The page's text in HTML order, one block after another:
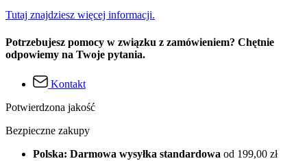
Tutaj znajdziesz więcej informacji.
Potrzebujesz pomocy w związku z zamówieniem? Chętnie
odpowiemy na Twoje pytania.
Kontakt
Potwierdzona jakość
Bezpieczne zakupy
Polska: Darmowa wysyłka standardowa od 199,00 zł